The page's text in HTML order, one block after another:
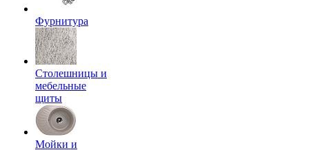
Фурнитура
Столешницы и
мебельные
щиты
Мойки и